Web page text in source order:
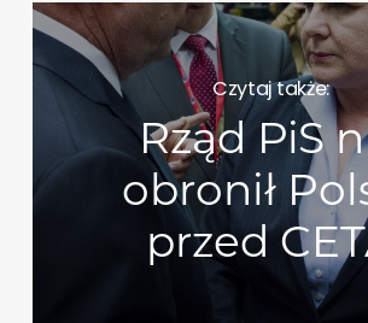
Czytaj także:
Rząd PiS
obronił
przed